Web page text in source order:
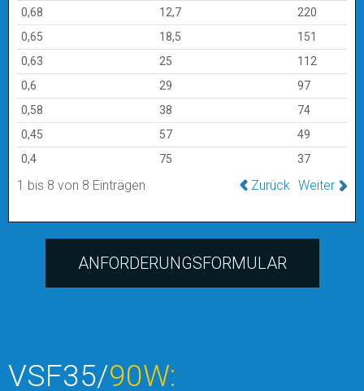
0,68
12,7
220
0,65
18,5
151
0,63
25
112
0,6
29
97
0,58
38
74
0,45
57
49
0,4
75 37
1 bis 8 von 8 Einträgen Zurück Weiter
ANFORDERUNGSFORMULAR
VSF35/90W: